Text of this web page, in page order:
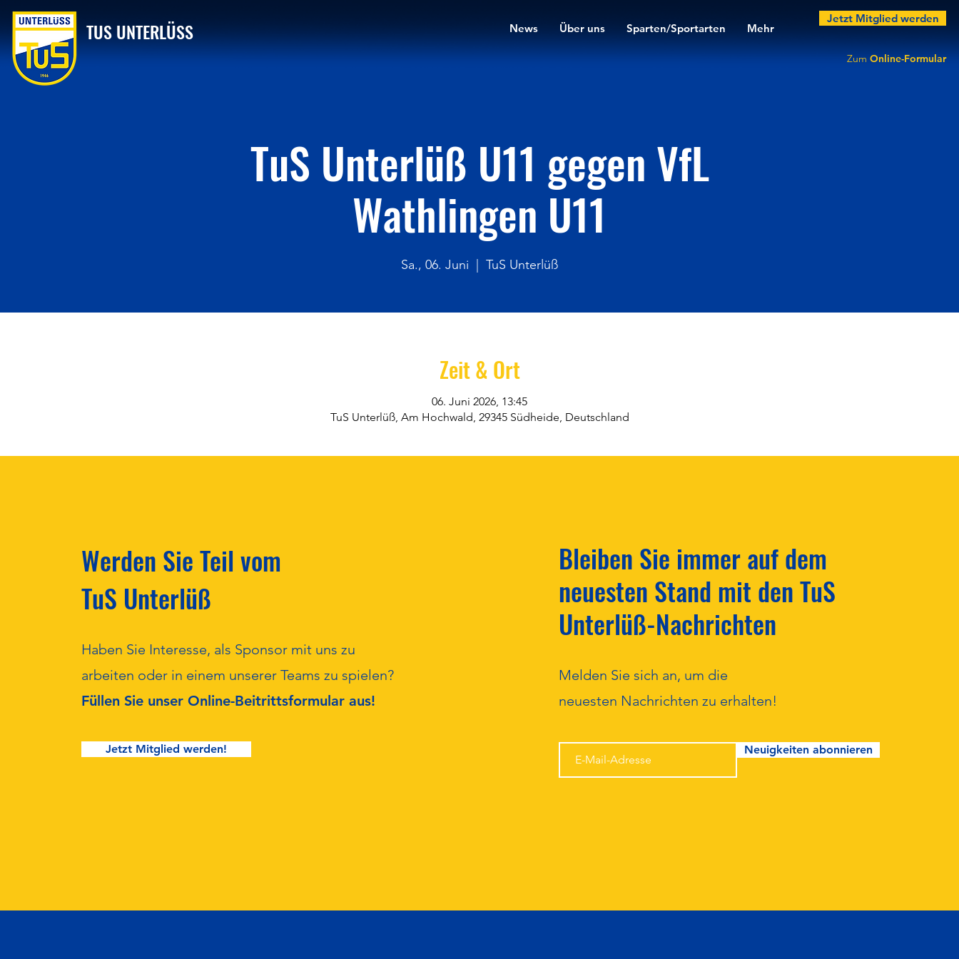
TUS UNTERLÜSS News Über uns Sparten/Sportarten Mehr
Jetzt Mitglied werden
Zum Online-Formular
TuS Unterlüß U11 gegen VfL
Wathlingen U11
Sa., 06. Juni TuS Unterlüß
Zeit & Ort
06. Juni 2026, 13:45
TuS Unterlüß, Am Hochwald, 29345 Südheide, Deutschland
Werden Sie Teil vom
TuS Unterlüß
Haben Sie Interesse, als Sponsor mit uns zu
arbeiten oder in einem unserer Teams zu spielen?
Füllen Sie unser Online-Beitrittsformular aus!
Jetzt Mitglied werden!
Bleiben Sie immer auf dem
neuesten Stand mit den TuS
Unterlüß-Nachrichten
Melden Sie sich an, um die
neuesten Nachrichten zu erhalten!
Neuigkeiten abonnieren